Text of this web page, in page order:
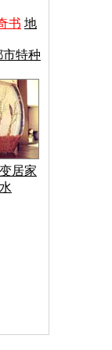
书 地
市特种
居家